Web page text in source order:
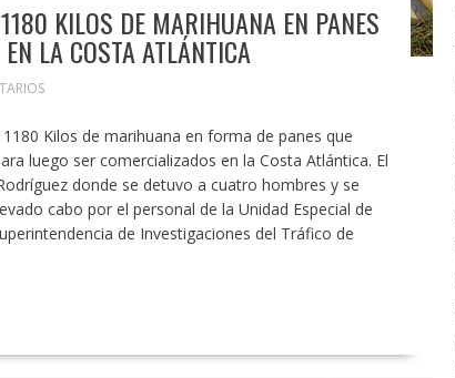
KILOS DE MARIHUANA EN PANES
LA COSTA ATLÁNTICA
Kilos de marihuana en forma de panes que
luego ser comercializados en la Costa Atlántica. El
donde se detuvo a cuatro hombres y se
cabo por el personal de la Unidad Especial de
de Investigaciones del Tráfico de